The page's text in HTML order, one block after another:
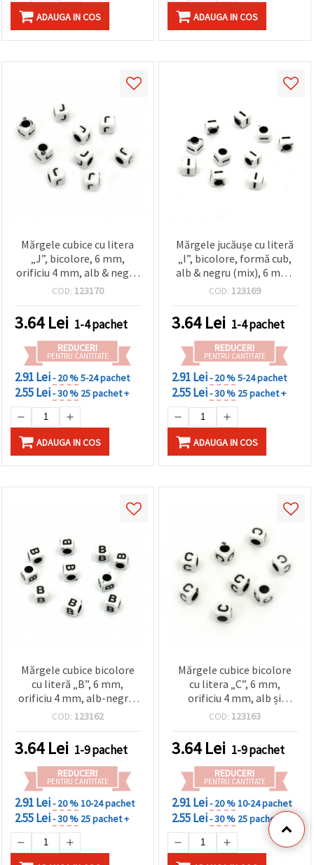
ADAUGA IN COS ADAUGA IN COS
Mărgele cubice cu litera
„J”, bicolore, 6 mm,
orificiu 4 mm, alb & negru
- 20 g (~95 buc)
COD: 123170
3.64Lei 1-4 pachet
REDUCERI
PENTRU CANTITATE
2.91 Lei- 20 %5-24 pachet
2.55 Lei- 30 % 25 pachet +
ADAUGA IN COS
Mărgele jucăușe cu literă
„I”, bicolore, formă cub,
alb & negru (mix), 6 mm,
orificiu 4 mm, ~95 buc. (20
handmade, craft pentru
copii și proiecte DIY
COD: 123169
3.64Lei 1-4 pachet
REDUCERI
PENTRU CANTITATE
2.91 Lei- 20 %5-24 pachet
2.55 Lei- 30 % 25 pachet +
ADAUGA IN COS
Mărgele cubice bicolore
cu literă „B”, 6 mm,
orificiu 4 mm, alb-negru,
20 g (~95 buc.)
COD: 123162
3.64Lei 1-9 pachet
REDUCERI
PENTRU CANTITATE
2.91 Lei- 20 %10-24 pachet
2.55 Lei- 30 % 25 pachet +
Mărgele cubice bicolore
cu litera „C”, 6 mm,
orificiu 4 mm, alb și
negru, 20 g (~95 buc.)
COD: 123163
3.64Lei 1-9 pachet
REDUCERI
PENTRU CANTITATE
2.91 Lei- 20 %10-24 pachet
2.55 Lei- 30 % 25 pachet +